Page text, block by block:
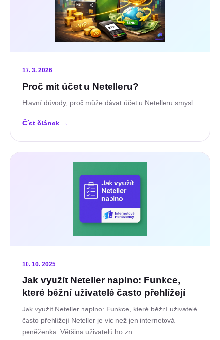
17. 3. 2026
Proč mít účet u Netelleru?
Hlavní důvody, proč může dávat účet u Netelleru smysl.
Číst článek →
10. 10. 2025
Jak využít Neteller naplno: Funkce,
které běžní uživatelé často přehlížejí
Jak využít Neteller naplno: Funkce, které běžní uživatelé
často přehlížejí Neteller je víc než jen internetová
peněženka. Většina uživatelů ho zn